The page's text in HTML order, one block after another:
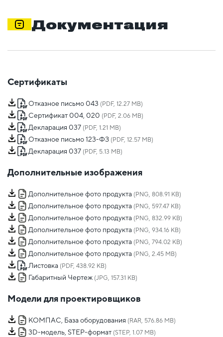
Документация
Сертификаты
Отказное письмо 043 (PDF, 12.27 MB)
Сертификат 004, 020 (PDF, 2.06 MB)
Декларация 037 (PDF, 1.21 MB)
Отказное письмо 123-ФЗ (PDF, 12.57 MB)
Декларация 037 (PDF, 5.13 MB)
Дополнительные изображения
Дополнительное фото продукта (PNG, 808.91 KB)
Дополнительное фото продукта (PNG, 597.47 KB)
Дополнительное фото продукта (PNG, 832.99 KB)
Дополнительное фото продукта (PNG, 934.16 KB)
Дополнительное фото продукта (PNG, 794.02 KB)
Дополнительное фото продукта (PNG, 2.45 MB)
Листовка (PDF, 438.92 KB)
Габаритный Чертеж (JPG, 157.31 KB)
Модели для проектировщиков
КОМПАС, База оборудования (RAR, 576.86 MB)
3D-модель, STEP-формат (STEP, 1.07 MB)